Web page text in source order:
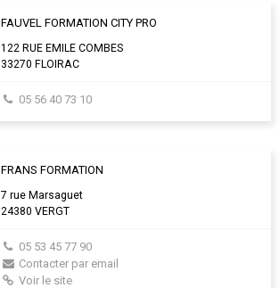
FAUVEL FORMATION CITY PRO
122 RUE EMILE COMBES
33270 FLOIRAC
05 56 40 73 10
FRANS FORMATION
7 rue Marsaguet
24380 VERGT
05 53 45 77 90
Contacter par email
Voir le site